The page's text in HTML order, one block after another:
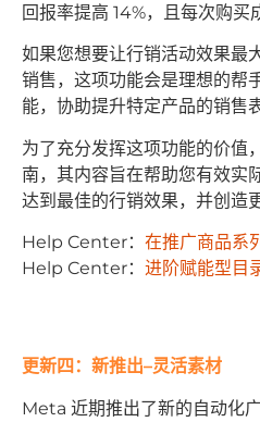
回报率提高 14%，且每次购买
如果您想要让行销活动效果最
销售，这项功能会是理想的帮
能，协助提升特定产品的销售
为了充分发挥这项功能的价值
南，其内容旨在帮助您有效实
达到最佳的行销效果，并创造
Help Center： 在推广商品系
Help Center： 进阶赋能型目
更新四 ： 新推出–灵活素材
Meta 近期推出了新的自动化